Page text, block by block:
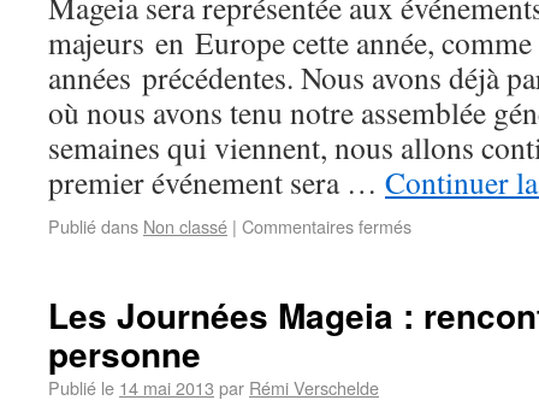
majeurs en Europe cette année,
années précédentes. Nous avons déjà
où nous avons tenu notre assemblée
semaines qui viennent, nous allons
premier événement sera … Continuer
Publié dans Non classé | Commentaires fermés
Les Journées Mageia :
personne
Publié le 14 mai 2013 par Rémi Verschelde